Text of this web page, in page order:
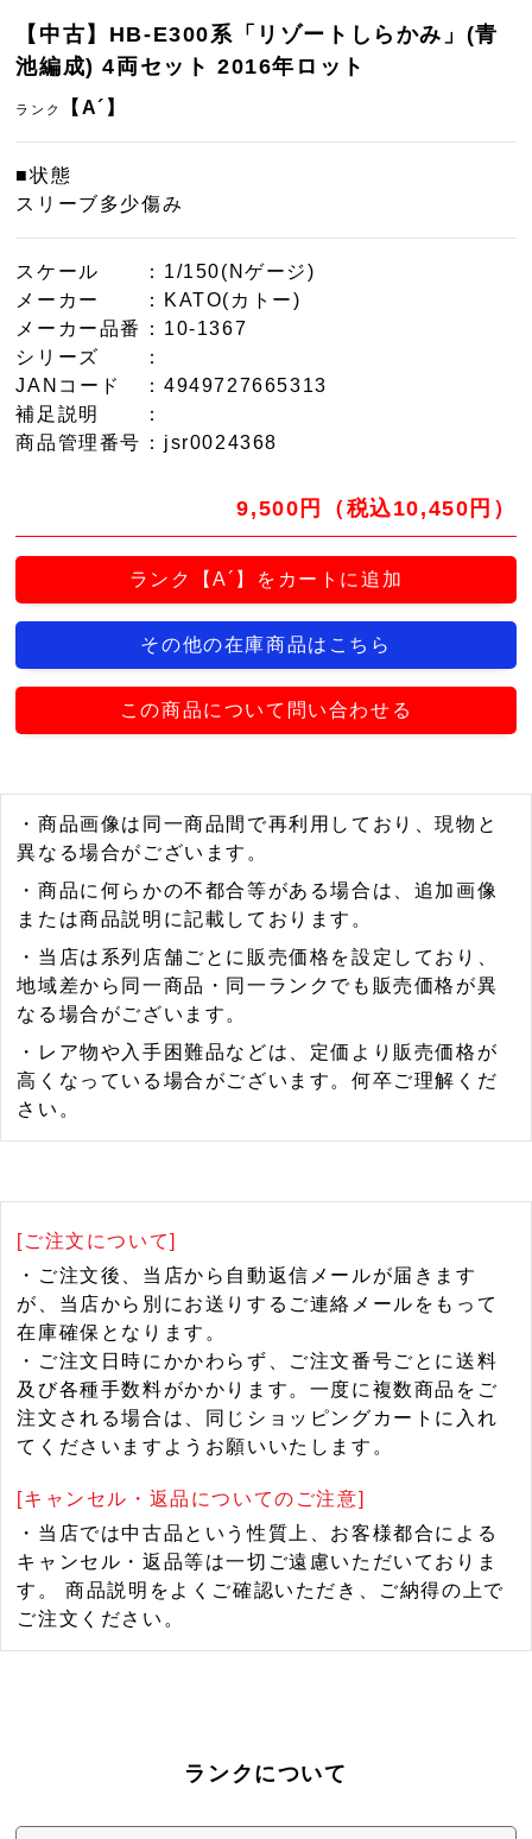
【中古】HB-E300系「リゾートしらかみ」(青
池編成) 4両セット 2016年ロット
ランク 【A´】
■状態
スリーブ多少傷み
スケール
：1/150(Nゲージ)
メーカー
：KATO(カトー)
メーカー品番
：10-1367
シリーズ
：
JANコード
：4949727665313
補足説明
：
商品管理番号 ：jsr0024368
9,500円（税込10,450円）
ランク【A´】をカートに追加
その他の在庫商品はこちら
この商品について問い合わせる
・商品画像は同一商品間で再利用しており、現物と
異なる場合がございます。
・商品に何らかの不都合等がある場合は、追加画像
または商品説明に記載しております。
・当店は系列店舗ごとに販売価格を設定しており、
地域差から同一商品・同一ランクでも販売価格が異
なる場合がございます。
・レア物や入手困難品などは、定価より販売価格が
高くなっている場合がございます。何卒ご理解くだ
さい。
[ご注文について]
・ご注文後、当店から自動返信メールが届きます
が、当店から別にお送りするご連絡メールをもって
在庫確保となります。
・ご注文日時にかかわらず、ご注文番号ごとに送料
及び各種手数料がかかります。一度に複数商品をご
注文される場合は、同じショッピングカートに入れ
てくださいますようお願いいたします。
[キャンセル・返品についてのご注意]
・当店では中古品という性質上、お客様都合による
キャンセル・返品等は一切ご遠慮いただいておりま
す。 商品説明をよくご確認いただき、ご納得の上で
ご注文ください。
ランクについて